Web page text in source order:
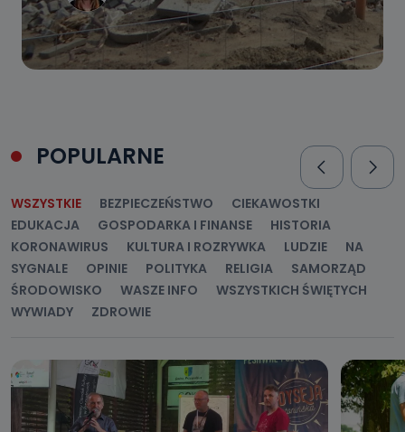
POPULARNE
WSZYSTKIE BEZPIECZEŃSTWO
CIEKAWOSTKI
EDUKACJA
GOSPODARKA I FINANSE
HISTORIA
KORONAWIRUS
KULTURA I ROZRYWKA LUDZIE
NA
SYGNALE
OPINIE POLITYKA RELIGIA
SAMORZĄD
ŚRODOWISKO
WASZE INFO
WSZYSTKICH ŚWIĘTYCH
WYWIADY
ZDROWIE